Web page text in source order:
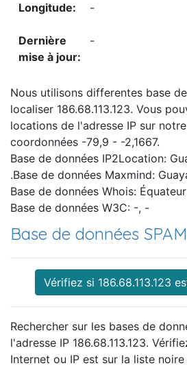
-
-
Nous utilisons differentes base
localiser 186.68.113.123. Vous
locations de l'adresse IP sur
coordonnées -79,9 - -2,1667.
Base de données IP2Location:
.Base de données Maxmind:
Base de données Whois: Équateur
Base de données W3C: -, -
Base de données SPAM
Vérifiez si 186.68.113.123
Rechercher sur les bases de
l'adresse IP 186.68.113.123.
Internet ou IP est sur la liste